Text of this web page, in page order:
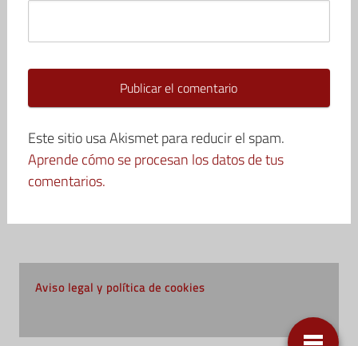
Este sitio usa Akismet para reducir el spam.
Aprende cómo se procesan los datos de tus
comentarios.
Aviso legal y política de cookies